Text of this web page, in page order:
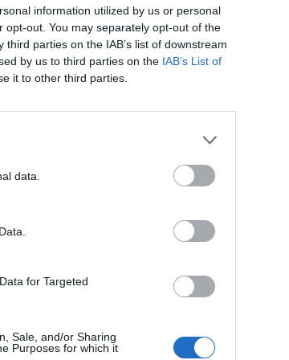
information utilized by us or personal
out. You may separately opt-out of the
parties on the IAB’s list of downstream
by us to third parties on the IAB’s List of
it to other third parties.
data.
for Targeted
Sale, and/or Sharing
Purposes for which it
positivi da
tornato
mia mano ha
lavorando